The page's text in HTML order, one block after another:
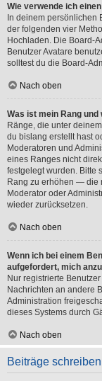
Wie verwende ich
In deinem persönlichen
der folgenden vier
Hochladen. Die Board-
Benutzer Avatare
solltest du die Board-
Nach oben
Was ist mein Rang
Ränge, die unter
du bislang erstellt hast
Moderatoren und
eines Ranges nicht
festgelegt wurden. Bitte
Rang zu erhöhen — die
Moderator oder
wieder zurücksetzen.
Nach oben
Wenn ich bei einem
aufgefordert, mich
Nur registrierte
Nachrichten an andere
Administration
dieses Systems durch
Nach oben
Beiträge schreiben